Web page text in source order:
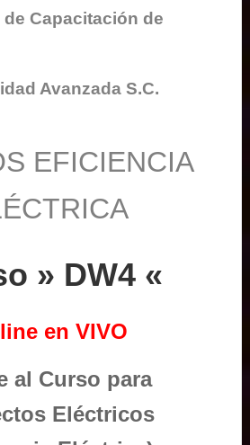
Capacitación de
Avanzada S.C.
EFICIENCIA
» DW4 «
en VIVO
al Curso para
Eléctricos